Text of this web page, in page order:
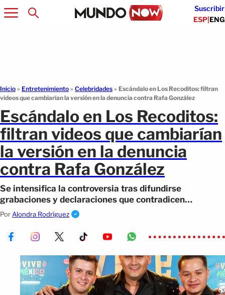
Suscribir
ESP|ENG
Inicio » Entretenimiento » Celebridades » Escándalo en Los Recoditos: filtran
videos que cambiarían la versión en la denuncia contra Rafa González
Escándalo en Los Recoditos:
filtran videos que cambiarían
la versión en la denuncia
contra Rafa González
Se intensifica la controversia tras difundirse
grabaciones y declaraciones que contradicen
acusaciones públicas recientes.
Por Alondra Rodríguez